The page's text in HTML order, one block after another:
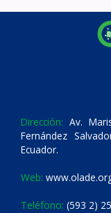
Dirección: Av.
Fernández
Ecuador.
Web:
Teléfono: (593 2)